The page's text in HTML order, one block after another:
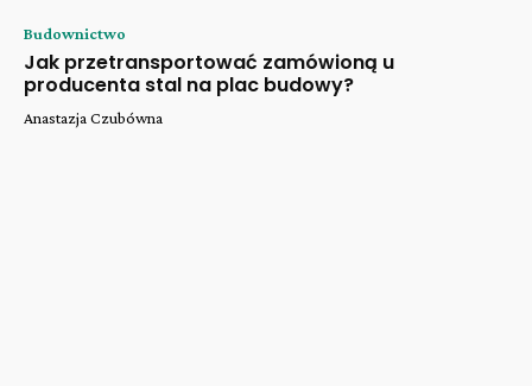
Budownictwo
Jak przetransportować zamówioną u
producenta stal na plac budowy?
Anastazja Czubówna